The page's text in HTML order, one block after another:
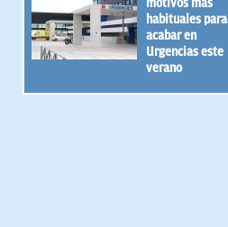
motivos más
habituales para
acabar en
Urgencias este
verano